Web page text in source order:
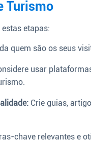
Turismo
etapas:
quem são os seus
usar
Crie guias,
chave relevantes e